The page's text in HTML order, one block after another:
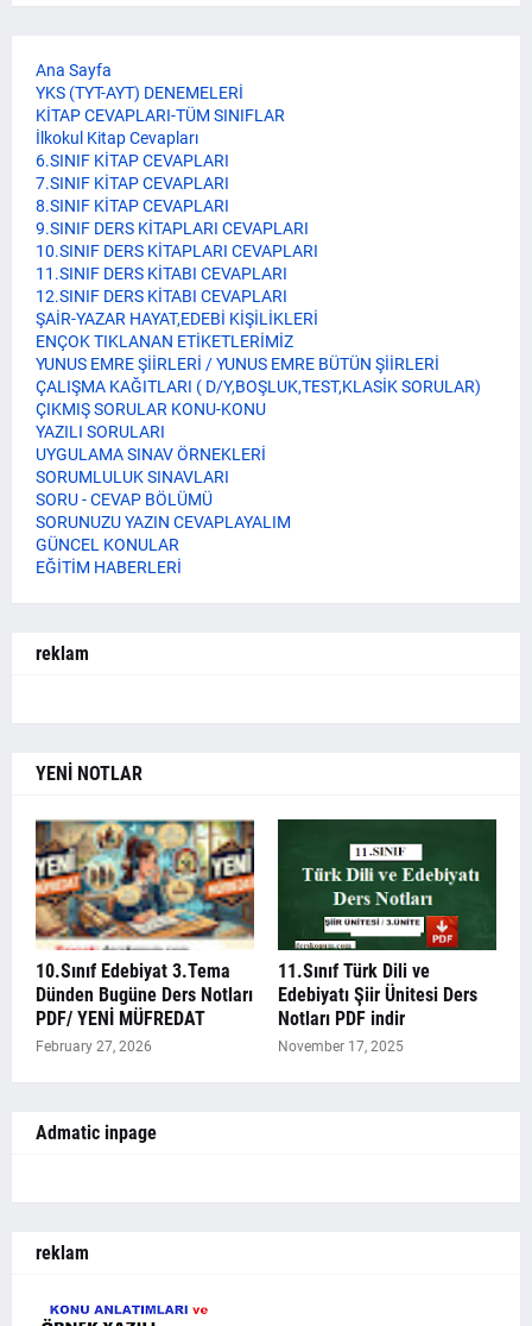
Ana Sayfa
YKS (TYT-AYT) DENEMELERİ
KİTAP CEVAPLARI-TÜM SINIFLAR
İlkokul Kitap Cevapları
6.SINIF KİTAP CEVAPLARI
7.SINIF KİTAP CEVAPLARI
8.SINIF KİTAP CEVAPLARI
9.SINIF DERS KİTAPLARI CEVAPLARI
10.SINIF DERS KİTAPLARI CEVAPLARI
11.SINIF DERS KİTABI CEVAPLARI
12.SINIF DERS KİTABI CEVAPLARI
ŞAİR-YAZAR HAYAT,EDEBİ KİŞİLİKLERİ
ENÇOK TIKLANAN ETİKETLERİMİZ
YUNUS EMRE ŞİİRLERİ / YUNUS EMRE BÜTÜN ŞİİRLERİ
ÇALIŞMA KAĞITLARI ( D/Y,BOŞLUK,TEST,KLASİK SORULAR)
ÇIKMIŞ SORULAR KONU-KONU
YAZILI SORULARI
UYGULAMA SINAV ÖRNEKLERİ
SORUMLULUK SINAVLARI
SORU - CEVAP BÖLÜMÜ
SORUNUZU YAZIN CEVAPLAYALIM
GÜNCEL KONULAR
EĞİTİM HABERLERİ
reklam
YENİ NOTLAR
10.Sınıf Edebiyat 3.Tema
Dünden Bugüne Ders Notları
PDF/ YENİ MÜFREDAT
February 27, 2026
11.Sınıf Türk Dili ve
Edebiyatı Şiir Ünitesi Ders
Notları PDF indir
November 17, 2025
Admatic inpage
reklam